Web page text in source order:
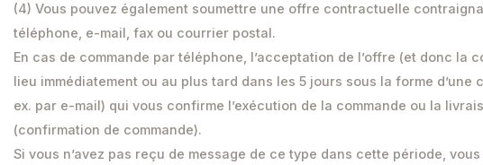
(4) Vous pouvez également soumettre une offre contractuelle
téléphone, e-mail, fax ou courrier postal.
En cas de commande par téléphone, l’acceptation de l’offre (et donc la
lieu immédiatement ou au plus tard dans les 5 jours sous la forme
ex. par e-mail) qui vous confirme l’exécution de la commande ou la
(confirmation de commande).
Si vous n’avez pas reçu de message de ce type dans cette période, vous